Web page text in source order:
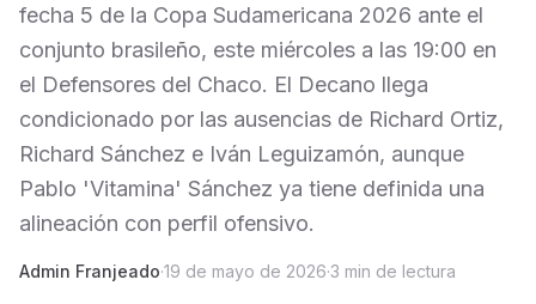
fecha 5 de la Copa Sudamericana 2026 ante el
conjunto brasileño, este miércoles a las 19:00 en
el Defensores del Chaco. El Decano llega
condicionado por las ausencias de Richard Ortiz,
Richard Sánchez e Iván Leguizamón, aunque
Pablo 'Vitamina' Sánchez ya tiene definida una
alineación con perfil ofensivo.
Admin Franjeado·19 de mayo de 2026·3 min de lectura